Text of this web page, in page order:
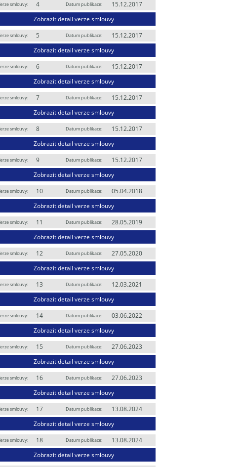
smlouvy: 4 Datum publikace:
15.12.2017
Zobrazit detail verze smlouvy
smlouvy: 5 Datum publikace:
15.12.2017
Zobrazit detail verze smlouvy
smlouvy: 6 Datum publikace:
15.12.2017
Zobrazit detail verze smlouvy
smlouvy: 7 Datum publikace:
15.12.2017
Zobrazit detail verze smlouvy
smlouvy: 8 Datum publikace:
15.12.2017
Zobrazit detail verze smlouvy
smlouvy: 9 Datum publikace:
15.12.2017
Zobrazit detail verze smlouvy
smlouvy: 10 Datum publikace:
05.04.2018
Zobrazit detail verze smlouvy
smlouvy: 11 Datum publikace:
28.05.2019
Zobrazit detail verze smlouvy
smlouvy: 12 Datum publikace:
27.05.2020
Zobrazit detail verze smlouvy
smlouvy: 13 Datum publikace:
12.03.2021
Zobrazit detail verze smlouvy
smlouvy: 14 Datum publikace:
03.06.2022
Zobrazit detail verze smlouvy
smlouvy: 15 Datum publikace:
27.06.2023
Zobrazit detail verze smlouvy
smlouvy: 16 Datum publikace:
27.06.2023
Zobrazit detail verze smlouvy
smlouvy: 17 Datum publikace:
13.08.2024
Zobrazit detail verze smlouvy
smlouvy: 18 Datum publikace:
13.08.2024
Zobrazit detail verze smlouvy